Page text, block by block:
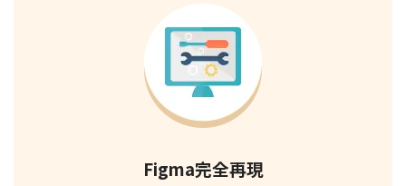
Figma完全再現